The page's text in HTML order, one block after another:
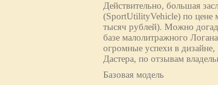
Действительно, большая
(SportUtilityVehicle) по цене
тысяч рублей). Можно
базе малолитражного
огромные успехи в
Дастера, по отзывам
Базовая модель